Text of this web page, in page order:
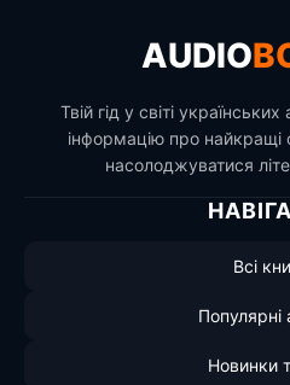
AUDIO
Твій гід у світі
інформацію про
насолоджуватися
Всі
Популярні
Новинки